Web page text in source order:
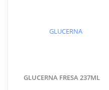
GLUCERNA FRESA 237ML